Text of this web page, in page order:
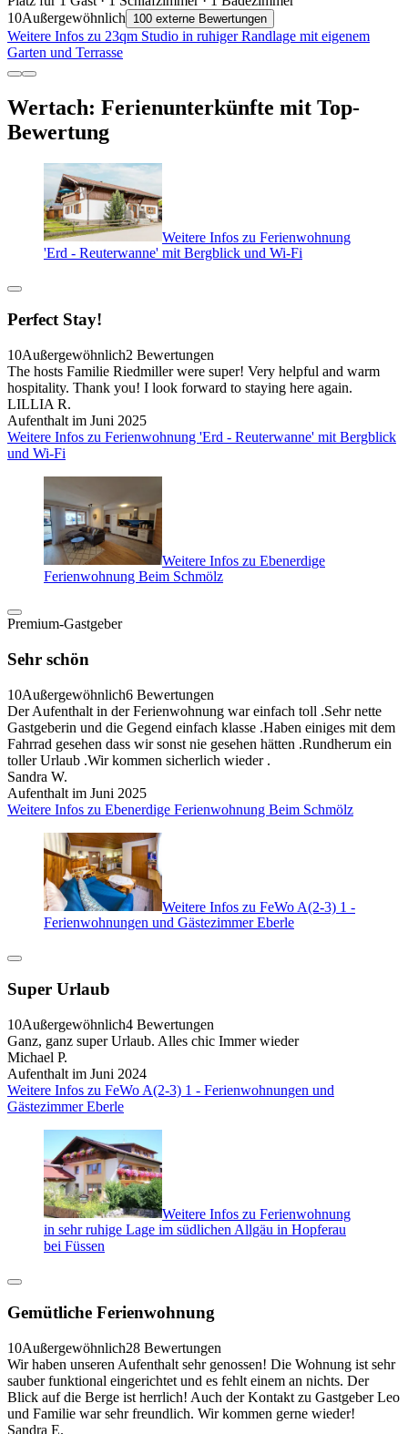
10Außergewöhnlich 100 externe Bewertungen
Weitere Infos zu 23qm Studio in ruhiger Randlage mit eigenem
Garten und Terrasse
Wertach: Ferienunterkünfte mit Top-
Bewertung
Weitere Infos zu Ferienwohnung
'Erd - Reuterwanne' mit Bergblick und Wi-Fi
Perfect Stay!
10Außergewöhnlich2 Bewertungen
The hosts Familie Riedmiller were super! Very helpful and warm
hospitality. Thank you! I look forward to staying here again.
LILLIA R.
Aufenthalt im Juni 2025
Weitere Infos zu Ferienwohnung 'Erd - Reuterwanne' mit Bergblick
und Wi-Fi
Weitere Infos zu Ebenerdige
Ferienwohnung Beim Schmölz
Premium-Gastgeber
Sehr schön
10Außergewöhnlich6 Bewertungen
Der Aufenthalt in der Ferienwohnung war einfach toll .Sehr nette
Gastgeberin und die Gegend einfach klasse .Haben einiges mit dem
Fahrrad gesehen dass wir sonst nie gesehen hätten .Rundherum ein
toller Urlaub .Wir kommen sicherlich wieder .
Sandra W.
Aufenthalt im Juni 2025
Weitere Infos zu Ebenerdige Ferienwohnung Beim Schmölz
Weitere Infos zu FeWo A(2-3) 1 -
Ferienwohnungen und Gästezimmer Eberle
Super Urlaub
10Außergewöhnlich4 Bewertungen
Ganz, ganz super Urlaub. Alles chic Immer wieder
Michael P.
Aufenthalt im Juni 2024
Weitere Infos zu FeWo A(2-3) 1 - Ferienwohnungen und
Gästezimmer Eberle
Weitere Infos zu Ferienwohnung
in sehr ruhige Lage im südlichen Allgäu in Hopferau
bei Füssen
Gemütliche Ferienwohnung
10Außergewöhnlich28 Bewertungen
Wir haben unseren Aufenthalt sehr genossen! Die Wohnung ist sehr
sauber funktional eingerichtet und es fehlt einem an nichts. Der
Blick auf die Berge ist herrlich! Auch der Kontakt zu Gastgeber Leo
und Familie war sehr freundlich. Wir kommen gerne wieder!
Sandra E.